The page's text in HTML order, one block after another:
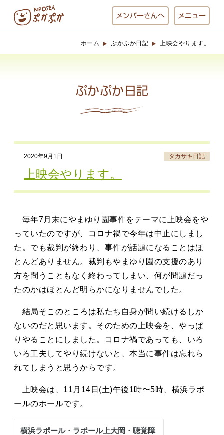
メンバーさんへ メニュー
お休み中
でんぱた
ぷかぷかさんと
お知らせ ぷかぷか日記
お問い合わせ
ホーム ぷかぷか日記 上映会やります。
ぷかぷか日記
2020年9月1日 タカサキ日記
上映会やります。
毎年7月末にやまゆり園事件をテーマに上映会をや
っていたのですが、コロナ禍で今年は中止にしまし
た。でも裁判が終わり、事件が話題になることはほ
とんどありません。裁判もやまゆり園の支援のあり
方を問うこともなく終わってしまい、何が問題だっ
たのかはほとんど明らかになりませんでした。
結局そこのところは私たち自身が問い続けるしか
ないのだと思います。そのための上映会を、やっぱ
りやることにしました。コロナ禍であっても、いろ
いろ工夫してやり続けないと、本当に事件は忘れら
れてしまうと思うからです。
上映会は、11月14日(土)午後1時〜5時、横浜ラポ
ールのホールです。